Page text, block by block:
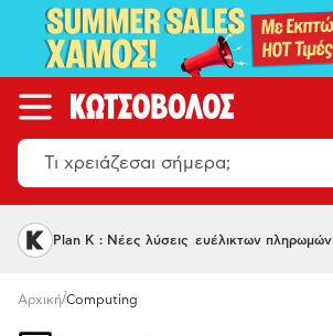
Plan K : Νέες λύσεις ευέλικτων πληρωμών
Αρχική/Computing